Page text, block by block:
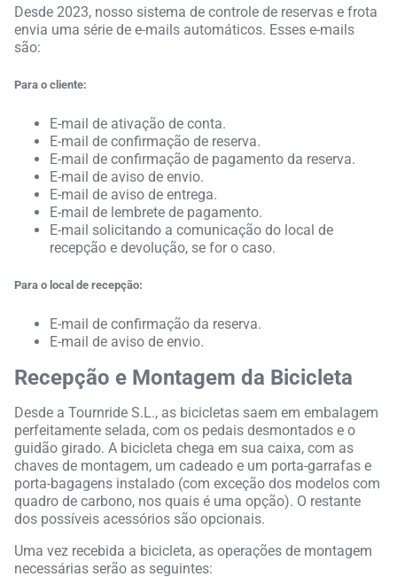
Desde 2023, nosso sistema de controle de reservas e frota
envia uma série de e-mails automáticos. Esses e-mails
são:
Para o cliente:
E-mail de ativação de conta.
E-mail de confirmação de reserva.
E-mail de confirmação de pagamento da reserva.
E-mail de aviso de envio.
E-mail de aviso de entrega.
E-mail de lembrete de pagamento.
E-mail solicitando a comunicação do local de
recepção e devolução, se for o caso.
Para o local de recepção:
E-mail de confirmação da reserva.
E-mail de aviso de envio.
Recepção e Montagem da Bicicleta
Desde a Tournride S.L., as bicicletas saem em embalagem
perfeitamente selada, com os pedais desmontados e o
guidão girado. A bicicleta chega em sua caixa, com as
chaves de montagem, um cadeado e um porta-garrafas e
porta-bagagens instalado (com exceção dos modelos com
quadro de carbono, nos quais é uma opção). O restante
dos possíveis acessórios são opcionais.
Uma vez recebida a bicicleta, as operações de montagem
necessárias serão as seguintes: